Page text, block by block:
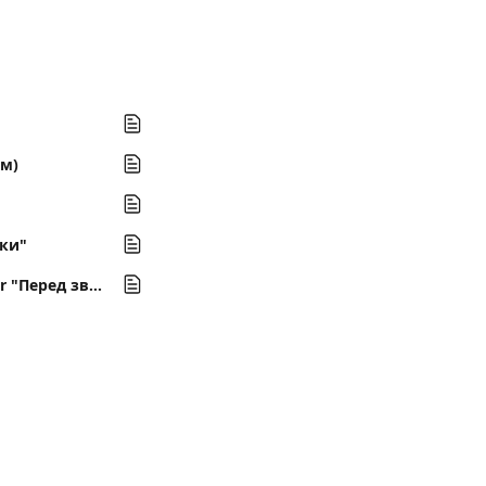
JS functions. Передача событий в Google DV360 или Google Campaign Manager "Перед звонком"